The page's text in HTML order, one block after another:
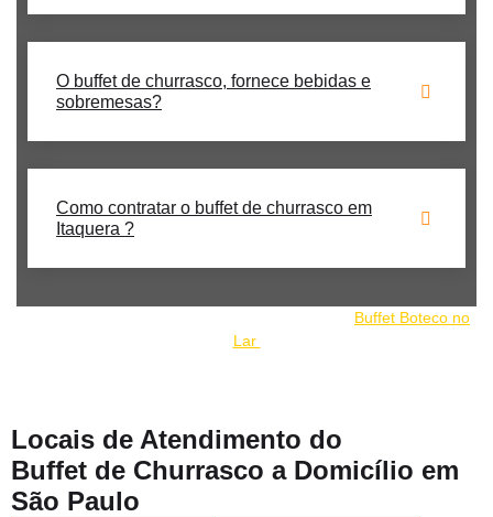
O buffet de churrasco, fornece bebidas e
sobremesas?
Como contratar o buffet de churrasco em
Itaquera ?
Buffet Boteco no
Lar
Locais de Atendimento do
Buffet de Churrasco a Domicílio em
São Paulo